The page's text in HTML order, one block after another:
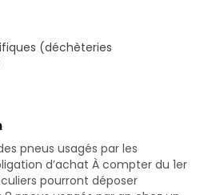
(déchèteries
pneus usagés par les
d’achat À compter du 1er
pourront déposer